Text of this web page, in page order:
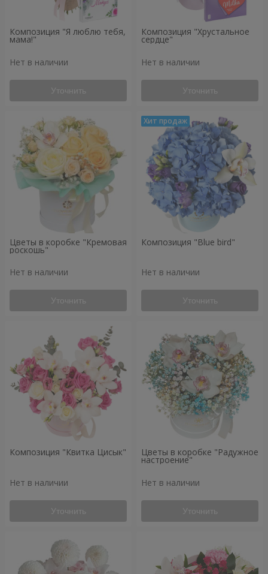
Композиция "Я люблю тебя,
мама!"
Нет в наличии
Уточнить
Композиция "Хрустальное
сердце"
Нет в наличии
Уточнить
Цветы в коробке "Кремовая
роскошь"
Нет в наличии
Уточнить
Композиция "Blue bird"
Нет в наличии
Уточнить
Композиция "Квитка Цисык"
Нет в наличии
Уточнить
Цветы в коробке "Радужное
настроение"
Нет в наличии
Уточнить